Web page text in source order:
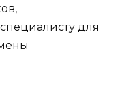
для